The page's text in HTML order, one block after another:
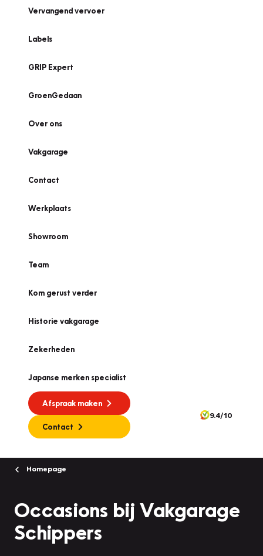
Vervangend vervoer
Labels
GRIP Expert
GroenGedaan
Over ons
Vakgarage
Contact
Werkplaats
Showroom
Team
Kom gerust verder
Historie vakgarage
Zekerheden
Japanse merken specialist
Afspraak maken
Contact
9.4/10
Homepage
Occasions bij Vakgarage
Schippers